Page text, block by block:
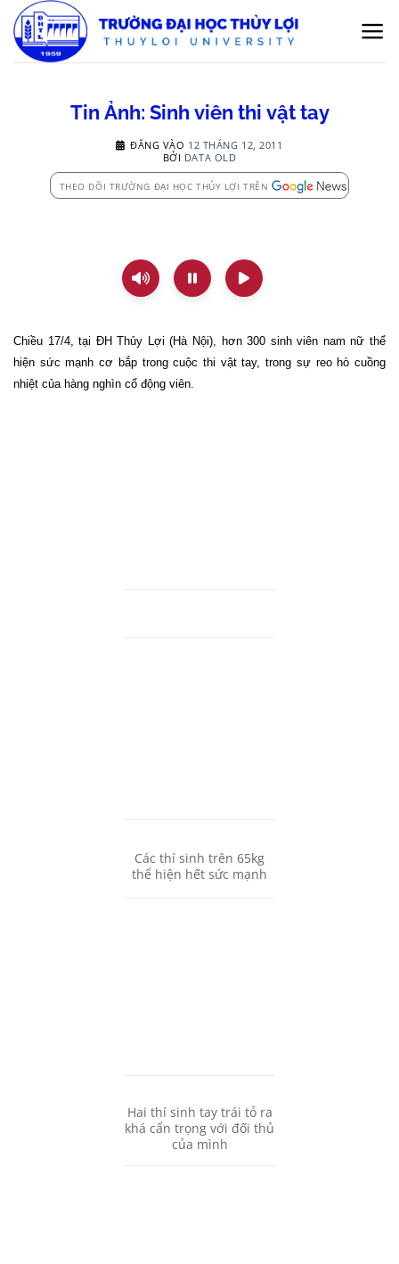
qua
nội
Tin Ảnh: Sinh viên thi vật tay
ĐĂNG VÀO 12 THÁNG 12, 2011
BỞI DATA OLD
THEO DÕI TRƯỜNG ĐẠI HỌC THỦY LỢI TRÊN
Chiều 17/4, tại ĐH Thủy Lợi (Hà Nội), hơn 300 sinh viên nam nữ thể
hiện sức mạnh cơ bắp trong cuộc thi vật tay, trong sự reo hò cuồng
nhiệt của hàng nghìn cổ động viên.
Các thí sinh trên 65kg
thể hiện hết sức mạnh
Hai thí sinh tay trái tỏ ra
khá cẩn trọng với đối thủ
của mình